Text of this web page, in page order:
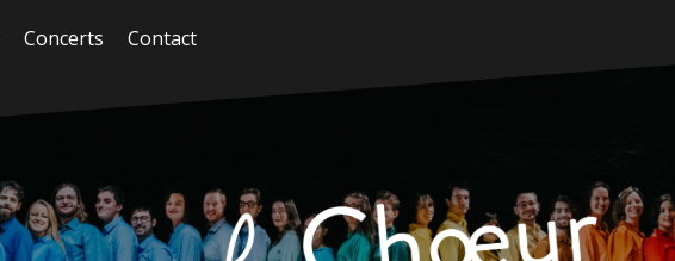
Concerts Contact